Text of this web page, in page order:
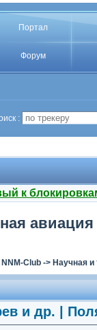
Портал
Форум
:
к
авиация
NNM-Club -> Научная и
и др. |